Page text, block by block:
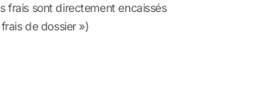
frais sont directement encaissés
de dossier »)